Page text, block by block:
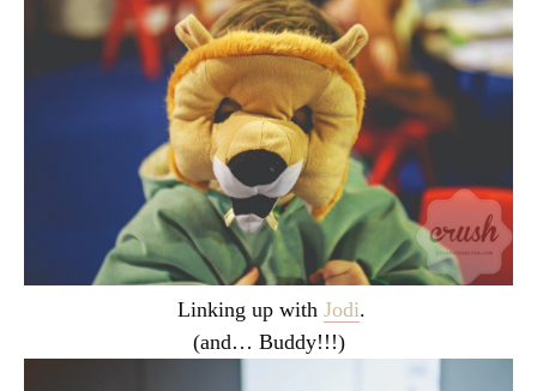
Linking up with Jodi.
(and… Buddy!!!)